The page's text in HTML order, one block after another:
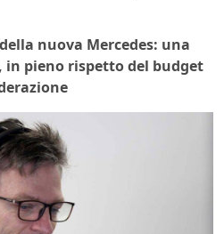
nuova Mercedes: una
in pieno rispetto del budget